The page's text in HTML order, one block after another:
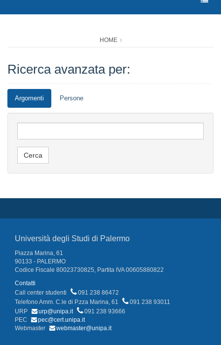
HOME
Ricerca avanzata per:
Argomenti Persone
Università degli Studi di Palermo
Piazza Marina, 61
90133 - PALERMO
Codice Fiscale 80023730825, Partita IVA 00605880822
Contatti
Call center studenti
091 238 86472
Telefono Amm. C.le di P.zza Marina, 61
091 238 93011
URP
urp@unipa.it
091 238 93666
PEC
pec@cert.unipa.it
Webmaster
webmaster@unipa.it